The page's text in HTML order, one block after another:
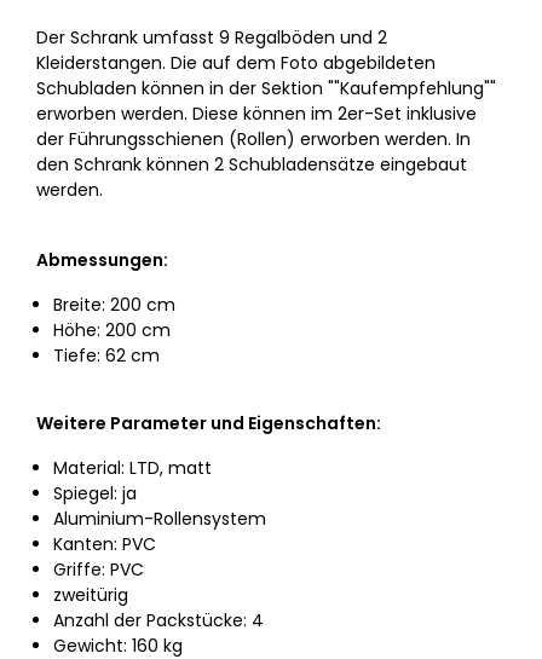
Der Schrank umfasst 9 Regalböden und 2
Kleiderstangen. Die auf dem Foto abgebildeten
Schubladen können in der Sektion ""Kaufempfehlung""
erworben werden. Diese können im 2er-Set inklusive
der Führungsschienen (Rollen) erworben werden. In
den Schrank können 2 Schubladensätze eingebaut
werden.
Abmessungen:
Breite: 200 cm
Höhe: 200 cm
Tiefe: 62 cm
Weitere Parameter und Eigenschaften:
Material: LTD, matt
Spiegel: ja
Aluminium-Rollensystem
Kanten: PVC
Griffe: PVC
zweitürig
Anzahl der Packstücke: 4
Gewicht: 160 kg